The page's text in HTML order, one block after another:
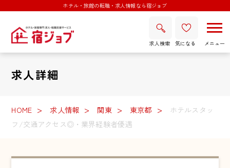
ホテル・旅館の転職・求人情報なら宿ジョブ
求人検索 気になる
求人詳細
HOME 求人情報 関東 東京都
ホテルスタッ
フ/交通アクセス◎・業界経験者優遇